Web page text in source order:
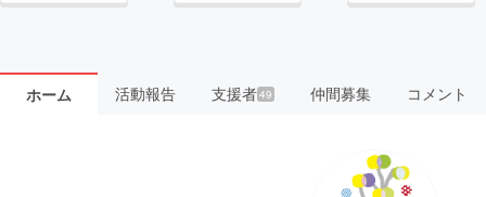
ホーム 活動報告 支援者49 仲間募集 コメント